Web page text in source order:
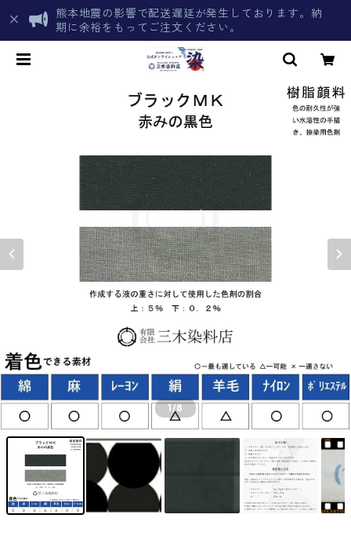
熊本地震の影響で配送遅延が発生しております。納
期に余裕をもってご注文ください。
1/8